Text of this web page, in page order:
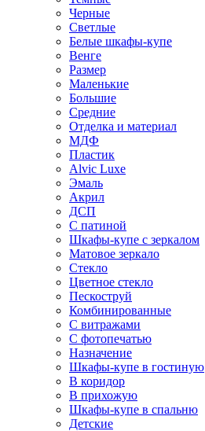
Черные
Светлые
Белые шкафы-купе
Венге
Размер
Маленькие
Большие
Средние
Отделка и материал
МДФ
Пластик
Alvic Luxe
Эмаль
Акрил
ДСП
С патиной
Шкафы-купе с зеркалом
Матовое зеркало
Стекло
Цветное стекло
Пескоструй
Комбинированные
С витражами
С фотопечатью
Назначение
Шкафы-купе в гостиную
В коридор
В прихожую
Шкафы-купе в спальню
Детские